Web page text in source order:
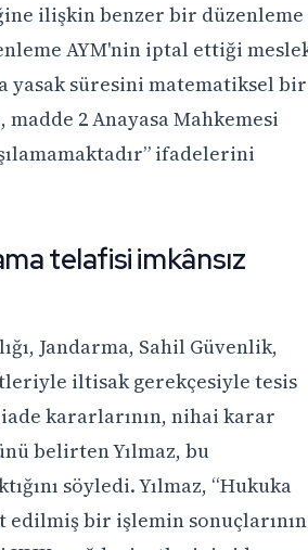
ilişkin benzer bir düzenleme
AYM'nin iptal ettiği
yasak süresini matematiksel bir
2 Anayasa Mahkemesi
ifadelerini
telafisi imkânsız
Jandarma, Sahil Güvenlik,
iltisak gerekçesiyle tesis
kararlarının, nihai karar
belirten Yılmaz, bu
söyledi. Yılmaz, “Hukuka
edilmiş bir işlemin sonuçlarının